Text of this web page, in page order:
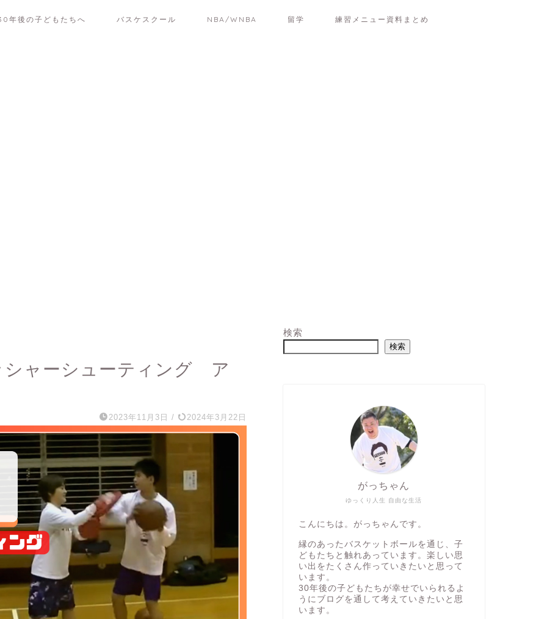
年後の子どもたちへ バスケスクール NBA/WNBA 留学 練習メニュー資料まとめ
シャーシューティング ア
2023年11月3日 / 2024年3月22日
検索
検索
ゆっくり人生 自由な生活
がっちゃん
こんにちは。がっちゃんです。
縁のあったバスケットボールを通じ、子
どもたちと触れあっています。楽しい思
い出をたくさん作っていきたいと思って
います。
30年後の子どもたちが幸せでいられるよ
うにブログを通して考えていきたいと思
います。